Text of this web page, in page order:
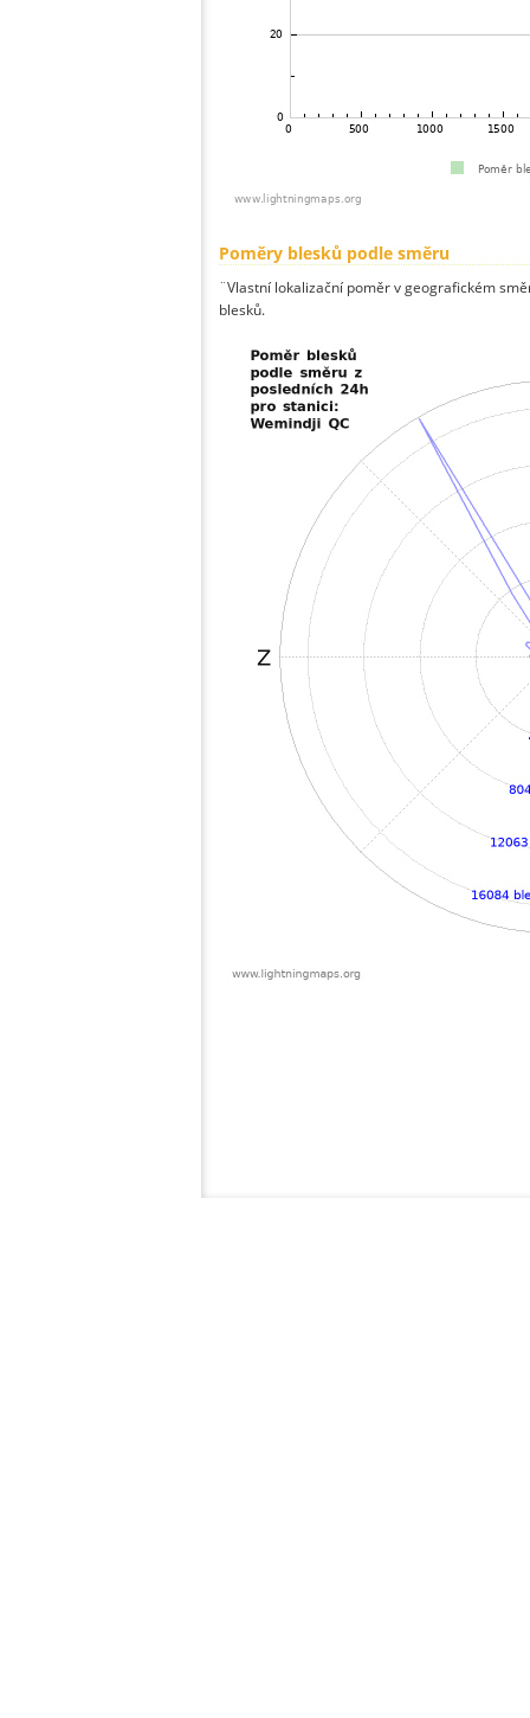
Poměry blesků podle směru
¨Vlastní lokalizační poměr v geografickém
blesků.